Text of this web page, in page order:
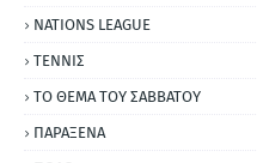
NATIONS LEAGUE
ΤΕΝΝΙΣ
ΤΟ ΘΕΜΑ ΤΟΥ ΣΑΒΒΑΤΟΥ
ΠΑΡΑΞΕΝΑ